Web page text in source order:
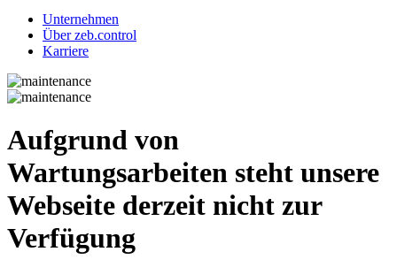
Unternehmen
Über zeb.control
Karriere
Aufgrund von
Wartungsarbeiten steht unsere
Webseite derzeit nicht zur
Verfügung